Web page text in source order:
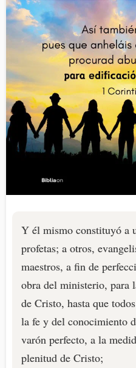
Y él mismo constituyó a
profetas; a otros,
maestros, a fin de
obra del ministerio, para
de Cristo, hasta que
la fe y del conocimiento
varón perfecto, a la
plenitud de Cristo;